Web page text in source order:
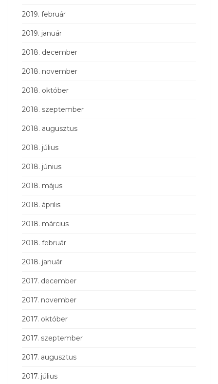
2019. február
2019. január
2018. december
2018. november
2018. október
2018. szeptember
2018. augusztus
2018. július
2018. június
2018. május
2018. április
2018. március
2018. február
2018. január
2017. december
2017. november
2017. október
2017. szeptember
2017. augusztus
2017. július